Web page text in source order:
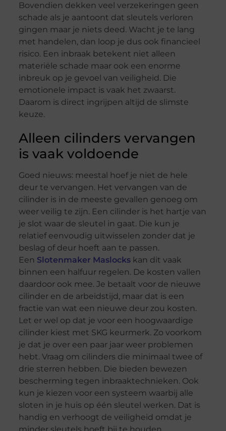
Bovendien dekken veel verzekeringen geen
schade als je aantoont dat sleutels verloren
gingen maar je niets deed. Wacht je te lang
met handelen, dan loop je dus ook financieel
risico. Een inbraak betekent niet alleen
materiële schade maar ook een enorme
inbreuk op je gevoel van veiligheid. Die
emotionele impact is vaak het zwaarst.
Daarom is direct ingrijpen altijd de slimste
keuze.
Alleen cilinders vervangen
is vaak voldoende
Goed nieuws: meestal hoef je niet de hele
deur te vervangen. Het vervangen van de
cilinder is in de meeste gevallen genoeg om
weer veilig te zijn. Een cilinder is het hartje van
je slot waar de sleutel in gaat. Die kun je
relatief eenvoudig uitwisselen zonder dat je
beslag of deur hoeft aan te passen.
Een Slotenmaker Maslockskan dit vaak
binnen een halfuur regelen. De kosten vallen
daardoor ook mee. Je betaalt voor de nieuwe
cilinder en de arbeidstijd, maar dat is een
fractie van wat een nieuwe deur zou kosten.
Let er wel op dat je voor een hoogwaardige
cilinder kiest met SKG keurmerk. Zo voorkom
je dat je over een paar jaar weer problemen
hebt. Vraag om cilinders die minimaal twee of
drie sterren hebben. Die bieden bewezen
bescherming tegen inbraaktechnieken. Ook
kun je kiezen voor een systeem waarbij alle
sloten in je huis op één sleutel werken. Dat is
handig en verhoogt de veiligheid omdat je